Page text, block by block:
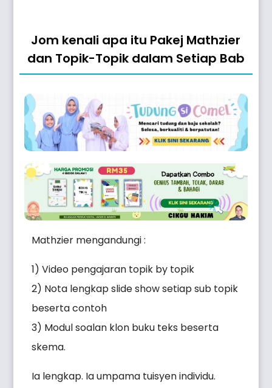
Jom kenali apa itu Pakej Mathzier
dan Topik-Topik dalam Setiap Bab
Mathzier mengandungi :
1) Video pengajaran topik by topik
2) Nota lengkap slide show setiap sub topik
beserta contoh
3) Modul soalan klon buku teks beserta
skema.
Ia lengkap. Ia umpama tuisyen individu.